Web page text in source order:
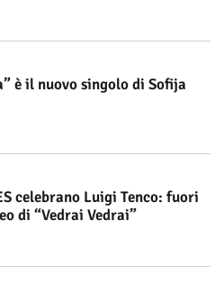
è il nuovo singolo di Sofija
celebrano Luigi Tenco: fuori
di “Vedrai Vedrai”